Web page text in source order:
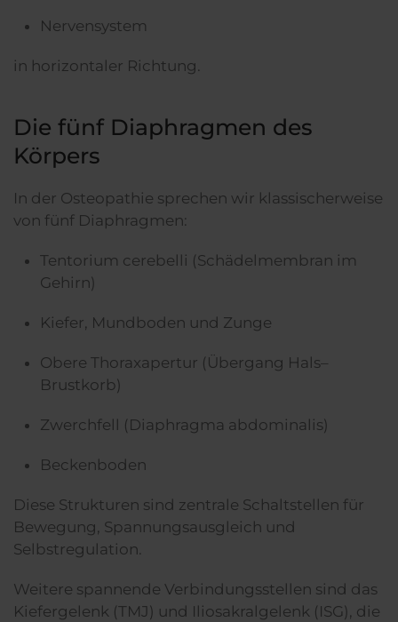
Nervensystem
in horizontaler Richtung.
Die fünf Diaphragmen des
Körpers
In der Osteopathie sprechen wir klassischerweise
von fünf Diaphragmen:
Tentorium cerebelli (Schädelmembran im
Gehirn)
Kiefer, Mundboden und Zunge
Obere Thoraxapertur (Übergang Hals–
Brustkorb)
Zwerchfell (Diaphragma abdominalis)
Beckenboden
Diese Strukturen sind zentrale Schaltstellen für
Bewegung, Spannungsausgleich und
Selbstregulation.
Weitere spannende Verbindungsstellen sind das
Kiefergelenk (TMJ) und Iliosakralgelenk (ISG), die